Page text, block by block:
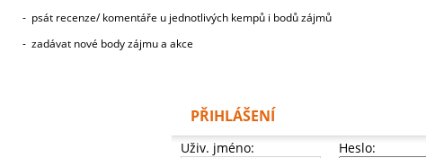
- psát recenze/ komentáře u jednotlivých kempů i bodů zájmů
- zadávat nové body zájmu a akce
PŘIHLÁŠENÍ
Uživ. jméno: Heslo: